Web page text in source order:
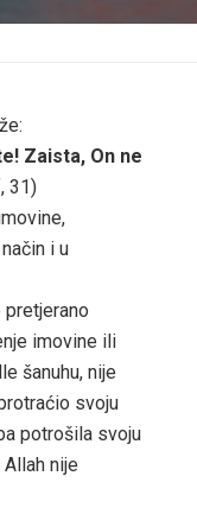
Zaista, On ne
31)
i u
imovine ili
šanuhu, nije
svoju
potrošila svoju
nije